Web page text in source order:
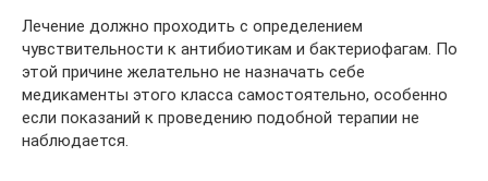
Лечение должно проходить с определением
чувствительности к антибиотикам и бактериофагам. По
этой причине желательно не назначать себе
медикаменты этого класса самостоятельно, особенно
если показаний к проведению подобной терапии не
наблюдается.